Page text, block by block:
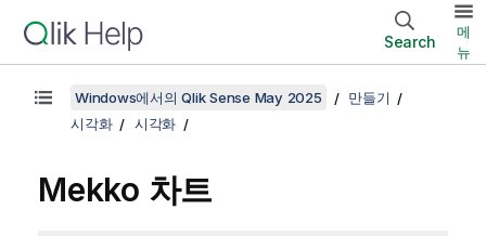
Search
메
뉴
Windows에서의 Qlik Sense May 2025
만들기
시각화
시각화
Mekko 차트